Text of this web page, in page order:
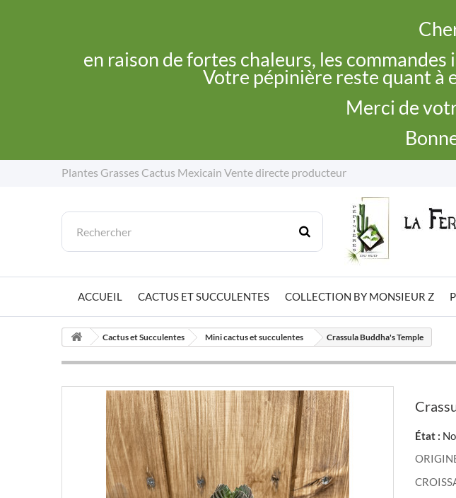
en raison de fortes chaleurs, les
Votre pépinière reste quant à
Merci de
Plantes Grasses Cactus Mexicain Vente directe producteur
ACCUEIL CACTUS ET SUCCULENTES COLLECTION BY MONSIEUR Z
Cactus et Succulentes Mini cactus et succulentes Crassula Buddha's Temple
État :